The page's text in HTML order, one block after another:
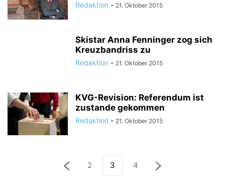
Redaktion - 21. Oktober 2015
Skistar Anna Fenninger zog sich
Kreuzbandriss zu
Redaktion - 21. Oktober 2015
KVG-Revision: Referendum ist
zustande gekommen
Redaktion - 21. Oktober 2015
2 3 4